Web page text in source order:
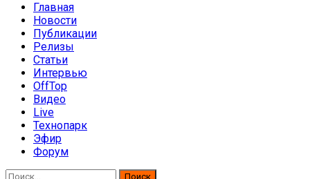
Главная
Новости
Публикации
Релизы
Статьи
Интервью
OffTop
Видео
Live
Технопарк
Эфир
Форум
Найти: